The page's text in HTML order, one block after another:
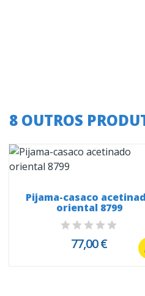
8 OUTROS
Pijama-casaco
oriental 8799
77,00 €